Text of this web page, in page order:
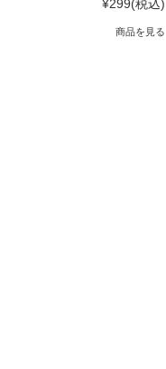
¥299(税込)
商品を見る